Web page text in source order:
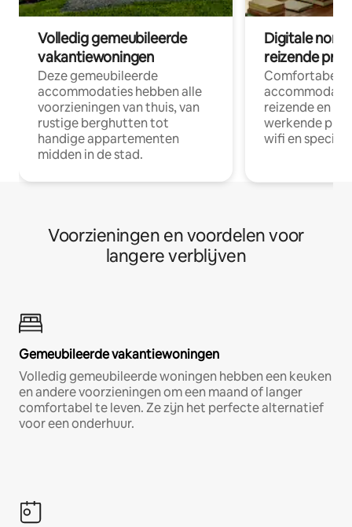
Volledig gemeubileerde
vakantiewoningen
Deze gemeubileerde
accommodaties hebben alle
voorzieningen van thuis, van
rustige berghutten tot
handige appartementen
midden in de stad.
Digitale
reizende
Comfortabele
reizende en
werkende
wifi en
Voorzieningen en voordelen voor
langere verblijven
Gemeubileerde vakantiewoningen
Volledig gemeubileerde woningen hebben een keuken
en andere voorzieningen om een maand of langer
comfortabel te leven. Ze zijn het perfecte alternatief
voor een onderhuur.